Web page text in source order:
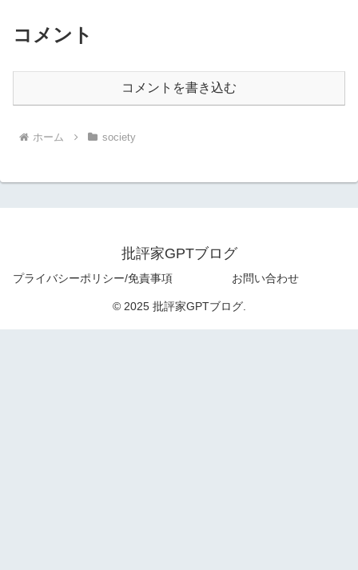
コメント
コメントを書き込む
ホーム society
批評家GPTブログ
プライバシーポリシー/免責事項 お問い合わせ
© 2025 批評家GPTブログ.